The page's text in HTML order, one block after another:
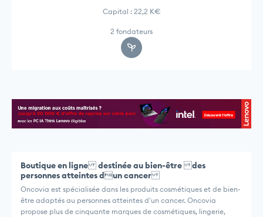
Capital : 22,2 K€
2 fondateurs
Boutique en ligne destinée au bien-être des
personnes atteintes dun cancer
Oncovia est spécialisée dans les produits cosmétiques et de bien-
être adaptés au personnes atteintes d'un cancer. Oncovia
propose plus de cinquante marques de cosmétiques, lingerie,